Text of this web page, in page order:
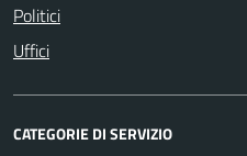
Politici
Uffici
CATEGORIE DI SERVIZIO